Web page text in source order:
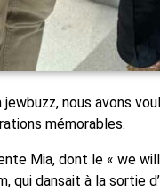
jewbuzz, nous avons
mémorables.
Mia, dont le « we
qui dansait à la sortie